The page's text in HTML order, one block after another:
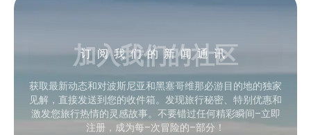
订阅我们的新闻通讯
加入我们的社区
获取最新动态和对波斯尼亚和黑塞哥维那必游目的地的独家
见解，直接发送到您的收件箱。发现旅行秘密、特别优惠和
激发您旅行热情的灵感故事。不要错过任何精彩瞬间–立即
注册，成为每–次冒险的–部分！